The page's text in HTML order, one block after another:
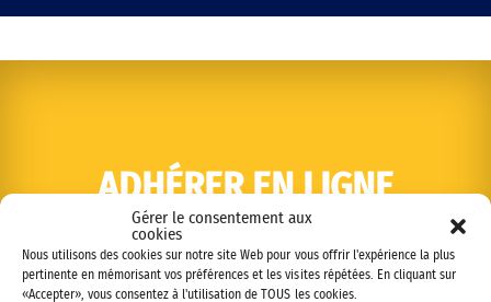
Gérer le consentement aux
cookies
Nous utilisons des cookies sur notre site Web pour vous offrir l'expérience la plus
pertinente en mémorisant vos préférences et les visites répétées. En cliquant sur
«Accepter», vous consentez à l'utilisation de TOUS les cookies.
ADHÉRER EN LIGNE